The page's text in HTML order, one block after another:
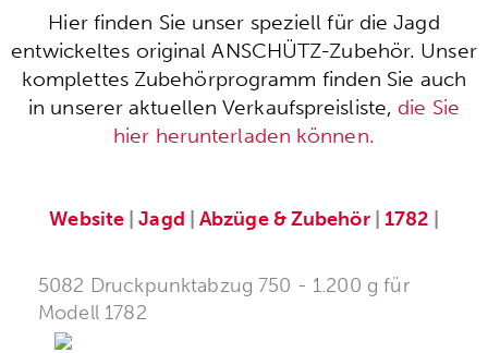
Hier finden Sie unser speziell für die Jagd
entwickeltes original ANSCHÜTZ-Zubehör. Unser
komplettes Zubehörprogramm finden Sie auch
in unserer aktuellen Verkaufspreisliste, die Sie
hier herunterladen können.
Website |Jagd |Abzüge & Zubehör| 1782
5082 Druckpunktabzug 750 - 1.200 g für
Modell 1782